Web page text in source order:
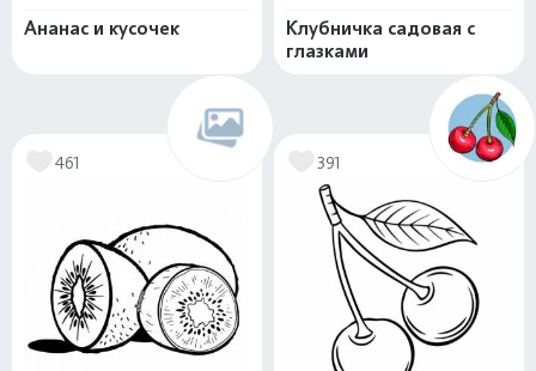
Ананас и кусочек
Клубничка садовая с
глазками
461 391